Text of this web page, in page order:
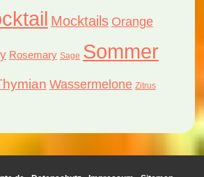
Mocktails Orange
Rosemary Sage Sommer
Wassermelone Zitrus